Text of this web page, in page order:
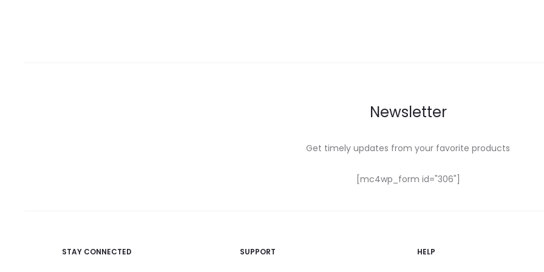
Newsletter
Get timely updates from your favorite products
[mc4wp_form id="306"]
STAY CONNECTED SUPPORT HELP